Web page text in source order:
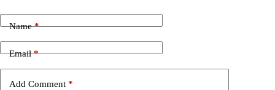
Name*
Email*
Add Comment *